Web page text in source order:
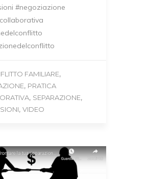
#negoziazione
FAMILIARE,
, PRATICA
, SEPARAZIONE,
, VIDEO